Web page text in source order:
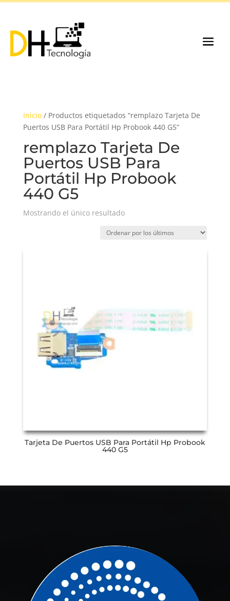
Inicio/ Productos etiquetados “remplazo Tarjeta De
Puertos USB Para Portátil Hp Probook 440 G5”
remplazo Tarjeta De
Puertos USB Para
Portátil Hp Probook
440 G5
Mostrando el único resultado
Tarjeta De Puertos USB Para Portátil Hp Probook
440 G5